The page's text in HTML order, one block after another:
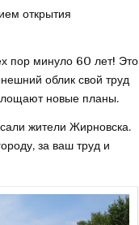
открытия
пор минуло 60 лет! Это
облик свой труд
новые планы.
жители Жирновска.
за ваш труд и